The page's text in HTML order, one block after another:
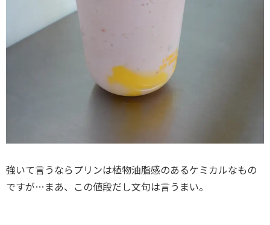
強いて言うならプリンは植物油脂感のあるケミカルなもの
ですが…まあ、この値段だし文句は言うまい。